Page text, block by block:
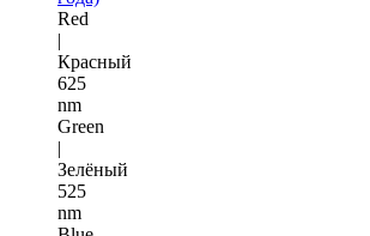
Red
|
Красный
625
nm
Green
|
Зелёный
525
nm